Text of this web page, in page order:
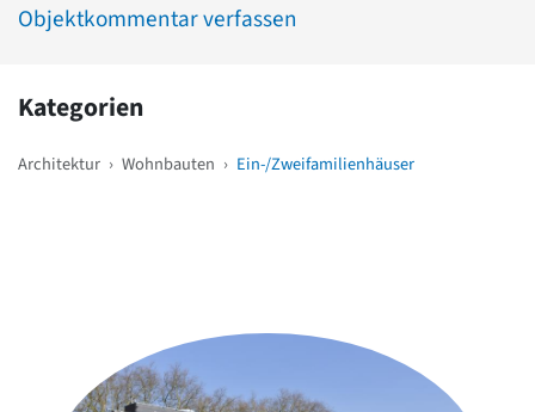
Objektkommentar verfassen
Kategorien
Architektur › Wohnbauten › Ein-/Zweifamilienhäuser